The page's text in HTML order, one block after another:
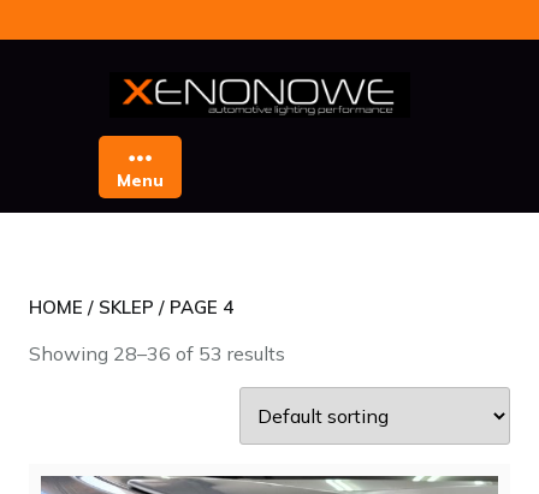
to
Menu
HOME / SKLEP / PAGE 4
Showing 28–36 of 53 results